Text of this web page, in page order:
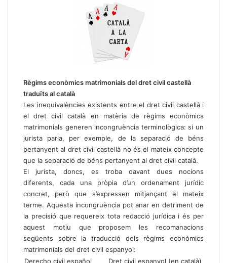
Règims econòmics matrimonials del dret civil castellà
traduïts al català
Les inequivalències existents entre el dret civil castellà i
el dret civil català en matèria de règims econòmics
matrimonials generen incongruència terminològica: si un
jurista parla, per exemple, de la separació de béns
pertanyent al dret civil castellà no és el mateix concepte
que la separació de béns pertanyent al dret civil català.
El jurista, doncs, es troba davant dues nocions
diferents, cada una pròpia d’un ordenament jurídic
concret, però que s’expressen mitjançant el mateix
terme. Aquesta incongruència pot anar en detriment de
la precisió que requereix tota redacció jurídica i és per
aquest motiu que proposem les recomanacions
següents sobre la traducció dels règims econòmics
matrimonials del dret civil espanyol:
Derecho civil español
Dret civil espanyol (en català)